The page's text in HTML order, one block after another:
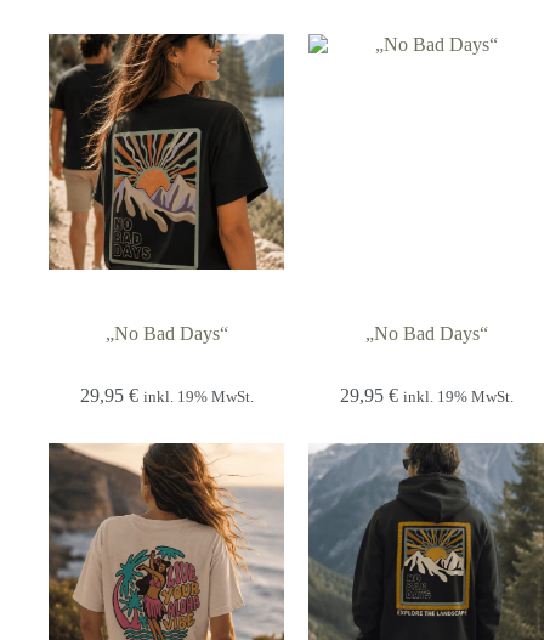
„No Bad Days“
29,95 € inkl. 19% MwSt.
„No Bad Days“
29,95 € inkl. 19% MwSt.